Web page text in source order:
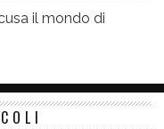
il mondo di